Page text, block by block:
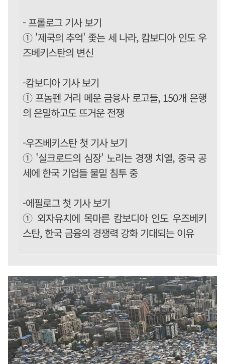
- 프롤로그 기사 보기
① '제국의 추억' 좇는 세 나라, 캄보디아 인도 우
즈베키스탄의 변신
-캄보디아 기사 보기
① 프놈펜 거리 메운 금융사 로고들, 150개 은행
의 은밀하고도 뜨거운 전쟁
-우즈베키스탄 첫 기사 보기
① '실크로드의 심장' 노리는 경쟁 치열, 중국 공
세에 한국 기업들 물밑 침투 중
-에필로그 첫 기사 보기
① 외자유치에 목마른 캄보디아 인도 우즈베키
스탄, 한국 금융의 경쟁력 강화 기대되는 이유